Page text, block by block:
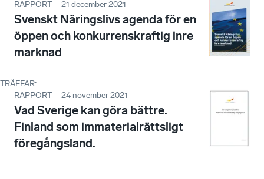
TRÄFFAR:
RAPPORT – 21 december 2021
Svenskt Näringslivs agenda för en
öppen och konkurrenskraftig inre
marknad
RAPPORT – 24 november 2021
Vad Sverige kan göra bättre.
Finland som immaterialrättsligt
föregångsland.